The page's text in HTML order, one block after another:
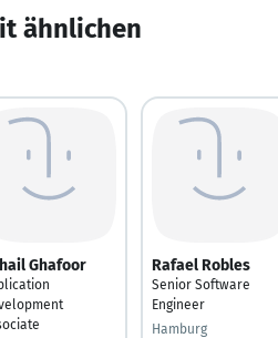
ähnlichen
Ghafoor Rafael Robles
Senior Software
Engineer
Hamburg